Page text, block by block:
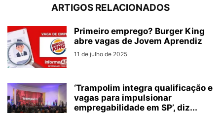
ARTIGOS RELACIONADOS
Primeiro emprego? Burger King
abre vagas de Jovem Aprendiz
11 de julho de 2025
‘Trampolim integra qualificação e
vagas para impulsionar
empregabilidade em SP’, diz...